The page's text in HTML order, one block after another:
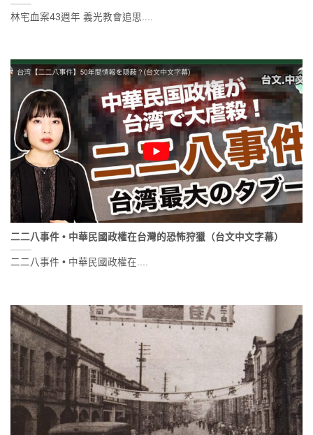
林宅血案43週年 義光教會追思....
二二八事件 • 中華民國政權在台灣的恐怖狩獵（台文中文字幕）
二二八事件 • 中華民國政權在....